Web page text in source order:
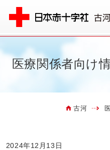
医療関係者向け
古河
2024年12月13日